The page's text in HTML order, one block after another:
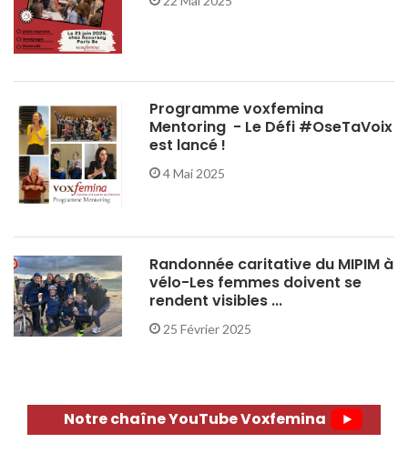
Programme voxfemina
Mentoring - Le Défi #OseTaVoix
est lancé !
4 Mai 2025
Randonnée caritative du MIPIM à
vélo-Les femmes doivent se
rendent visibles ...
25 Février 2025
Notre chaîne YouTube Voxfemina